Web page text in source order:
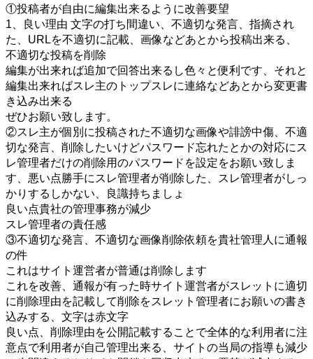
①投稿者が自由に編集出来るように改善要望
1、良い理由 文字の打ち間違い、不適切な発言、指摘され
た、URLを不適切に記載、画像などあとから投稿出来る、
不適切な投稿を削除
編集が出来れば追加で回答出来るし色々と便利です、それと
編集出来ればスレ主のトップスレに連絡などあとから変更書
き込み出来る
ぜひお願い致します。
②スレ主が個別に投稿された不適切な画像や誹謗中傷、不適
切な発言、削除したいけどパスワード忘れたとかの対応にス
レ管理者だけの削除用のパスワードを設定をお願い致しま
す、悪い点勝手にスレ管理者が削除した、スレ管理者がしっ
かりするしかない、良識持ちましょ
良い点貴社の管理事務が減少
スレ管理者の責任感
③不適切な発言、不適切な画像削除依頼を貴社管理人に通報
の件
これはサイト運営者が普通は削除します
これを改善、通報が有った時サイト運営者がスレットに適切
に削除理由を記載して削除をスレット管理者にお願いの書き
込みする、文字は赤文字
良い点、削除理由を公開記載することで全体的な利用者に注
意点で利用者が自己管理出来る、サイトの当局の指導も減少